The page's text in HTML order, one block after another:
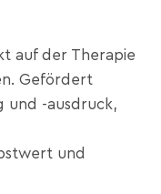
auf der Therapie
Gefördert
und -ausdruck,
und